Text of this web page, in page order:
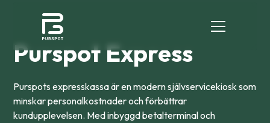
Purspot Express
Purspots expresskassa är en modern självservicekiosk som
minskar personalkostnader och förbättrar
kundupplevelsen. Med inbyggd betalterminal och